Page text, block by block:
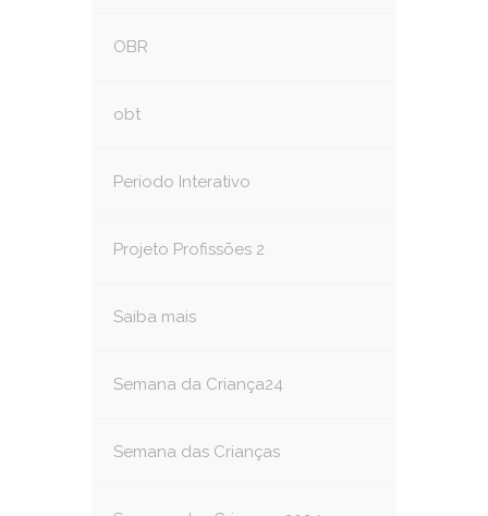
OBR
obt
Período Interativo
Projeto Profissões 2
Saiba mais
Semana da Criança24
Semana das Crianças